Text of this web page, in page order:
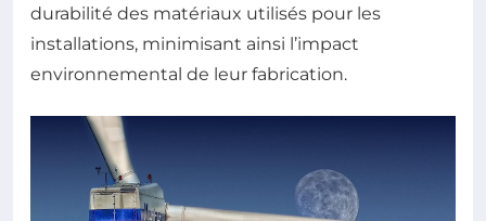
durabilité des matériaux utilisés pour les
installations, minimisant ainsi l’impact
environnemental de leur fabrication.